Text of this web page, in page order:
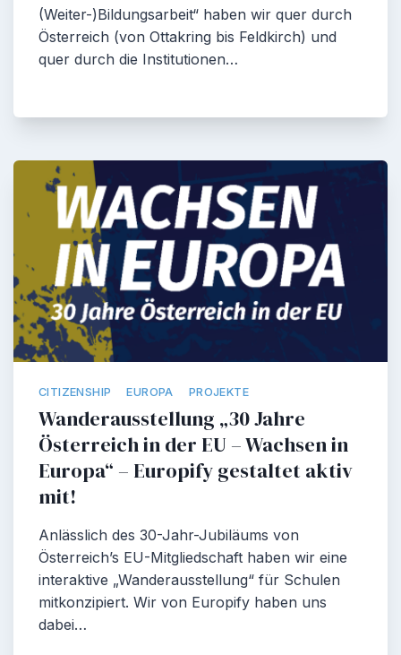
(Weiter-)Bildungsarbeit“ haben wir quer durch
Österreich (von Ottakring bis Feldkirch) und
quer durch die Institutionen…
CITIZENSHIP EUROPA PROJEKTE
Wanderausstellung „30 Jahre
Österreich in der EU – Wachsen in
Europa“ – Europify gestaltet aktiv
mit!
Anlässlich des 30-Jahr-Jubiläums von
Österreich’s EU-Mitgliedschaft haben wir eine
interaktive „Wanderausstellung“ für Schulen
mitkonzipiert. Wir von Europify haben uns
dabei…